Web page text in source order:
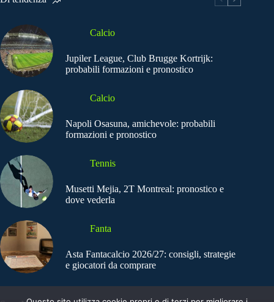
Calcio
Jupiler League, Club Brugge Kortrijk:
probabili formazioni e pronostico
Calcio
Napoli Osasuna, amichevole: probabili
formazioni e pronostico
Tennis
Musetti Mejia, 2T Montreal: pronostico e
dove vederla
Fanta
Asta Fantacalcio 2026/27: consigli, strategie
e giocatori da comprare